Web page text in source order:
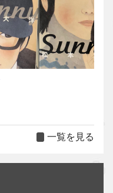
一覧を見る